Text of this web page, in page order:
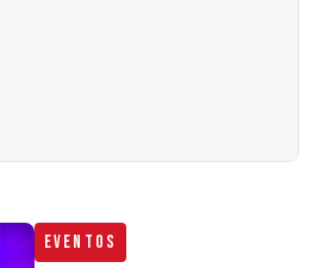
Eventos